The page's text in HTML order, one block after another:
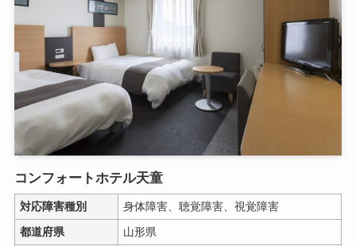
コンフォートホテル天童
対応障害種別
身体障害、聴覚障害、視覚障害
都道府県
山形県